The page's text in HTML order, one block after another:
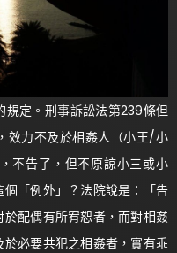
規定。刑事訴訟法第239條但
效力不及於相姦人（小王/小
不告了，但不原諒小三或小
「例外」？法院說是：「告
配偶有所宥恕者，而對相姦
必要共犯之相姦者，實有乖